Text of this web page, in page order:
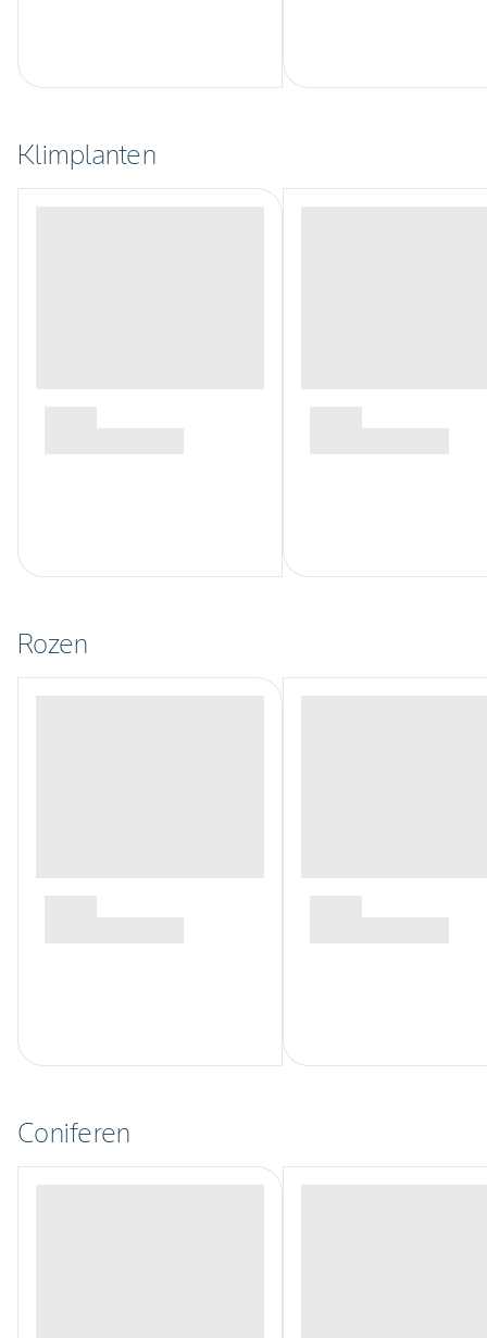
Klimplanten
Rozen
Coniferen